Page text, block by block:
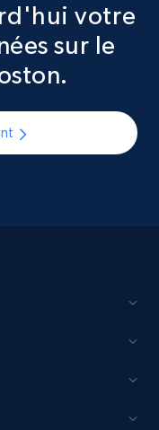
votre
sur le